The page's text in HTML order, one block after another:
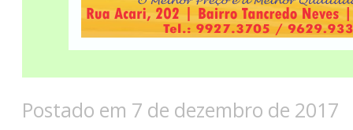
Postado em 7 de dezembro de 2017